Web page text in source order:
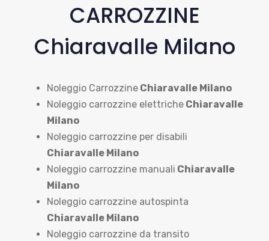
CARROZZINE
Chiaravalle Milano
Noleggio Carrozzine Chiaravalle Milano
Noleggio carrozzine elettriche Chiaravalle
Milano
Noleggio carrozzine per disabili
Chiaravalle Milano
Noleggio carrozzine manuali Chiaravalle
Milano
Noleggio carrozzine autospinta
Chiaravalle Milano
Noleggio carrozzine da transito